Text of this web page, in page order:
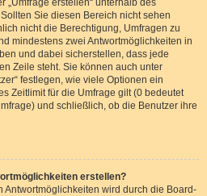
„Umfrage erstellen“ unterhalb des
Sie diesen Bereich nicht sehen
nicht die Berechtigung, Umfragen zu
mindestens zwei Antwortmöglichkeiten in
und dabei sicherstellen, dass jede
Zeile steht. Sie können auch unter
festlegen, wie viele Optionen ein
Zeitlimit für die Umfrage gilt (0 bedeutet
und schließlich, ob die Benutzer ihre
erstellen?
Antwortmöglichkeiten wird durch die Board-